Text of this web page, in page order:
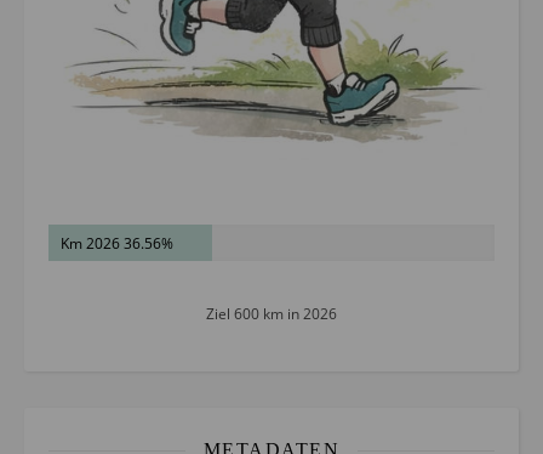
Km 2026 36.56%
Ziel 600 km in 2026
METADATEN